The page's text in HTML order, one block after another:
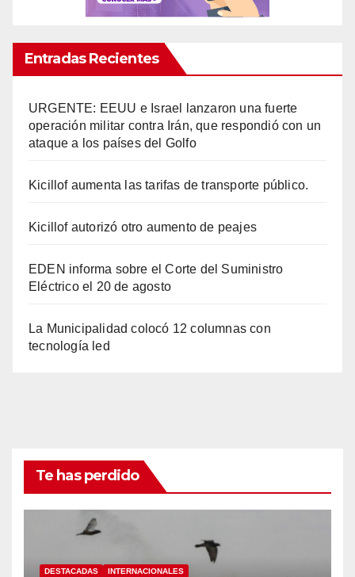
Entradas Recientes
URGENTE: EEUU e Israel lanzaron una fuerte
operación militar contra Irán, que respondió con un
ataque a los países del Golfo
Kicillof aumenta las tarifas de transporte público.
Kicillof autorizó otro aumento de peajes
EDEN informa sobre el Corte del Suministro
Eléctrico el 20 de agosto
La Municipalidad colocó 12 columnas con
tecnología led
Te has perdido
DESTACADAS INTERNACIONALES